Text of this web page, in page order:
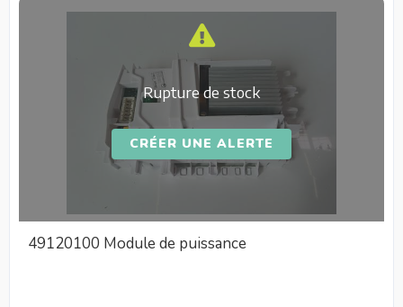
Rupture de stock
CRÉER UNE ALERTE
49120100 Module de puissance